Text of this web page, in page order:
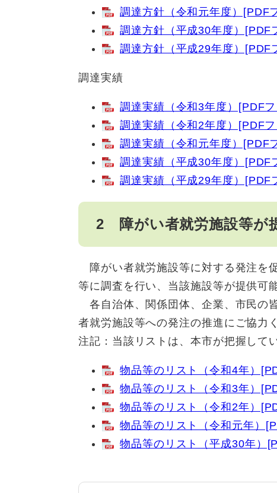
調達方針（令和元年度）[PDF
調達方針（平成30年度）[PDF
調達方針（平成29年度）[PDF
調達実績
調達実績（令和3年度）[PDF
調達実績（令和2年度）[PDF
調達実績（令和元年度）[PDF
調達実績（平成30年度）[PDF
調達実績（平成29年度）[PDF
2 障がい者就労施設等が
障がい者就労施設等に対する発注を
等に調査を行い、当該施設等が提供可
各自治体、関係団体、企業、市民の
者就労施設等への発注の推進にご協力
注記：当該リストは、本市が把握して
物品等のリスト（令和4年）
物品等のリスト（令和3年）
物品等のリスト（令和2年）
物品等のリスト（令和元年）
物品等のリスト（平成30年）